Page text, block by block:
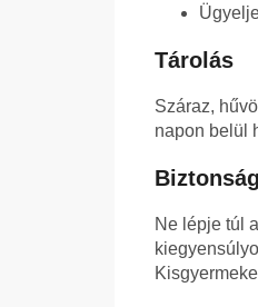
Tárolás
Száraz,
napon belül
Ne lépje túl